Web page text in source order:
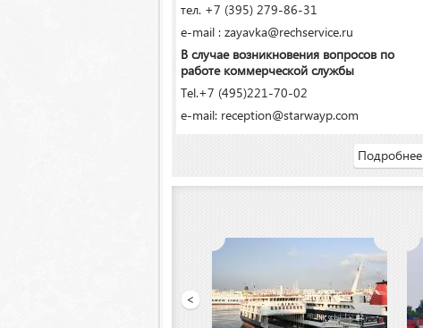
тел. +7 (395) 279-86-31
e-mail : zayavka@rechservice.ru
В случае возникновения вопросов по
работе коммерческой службы
Tel.+7 (495)221-70-02
e-mail: reception@starwayp.com
Подробнее
<